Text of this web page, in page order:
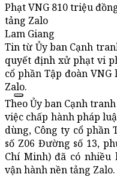
Phạt VNG 810 triệu
tảng Zalo
Lam Giang
Tin từ Ủy ban Cạnh
quyết định xử phạt vi
cổ phần Tập đoàn
Zalo.
Theo Ủy ban Cạnh
việc chấp hành pháp
dùng, Công ty cổ phần
số Z06 Đường số 13,
Chí Minh) đã có
vận hành nền tảng Zalo.